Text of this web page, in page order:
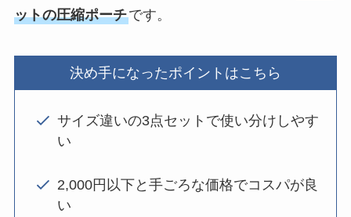
ットの圧縮ポーチです。
決め手になったポイントはこちら
サイズ違いの3点セットで使い分けしやす
い
2,000円以下と手ごろな価格でコスパが良
い